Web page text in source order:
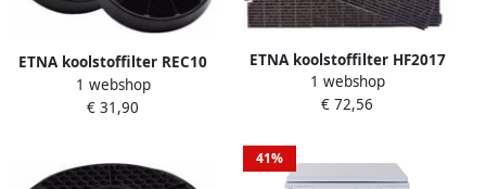
ETNA koolstoffilter REC10
(2x)
1 webshop
€ 31,90
ETNA koolstoffilter HF2017
1 webshop
€ 72,56
41%